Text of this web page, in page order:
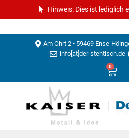
Hinweis: Dies ist lediglich
Am Ohrt 2 • 59469 Ense-
info[at]der-stehtisch.de
0